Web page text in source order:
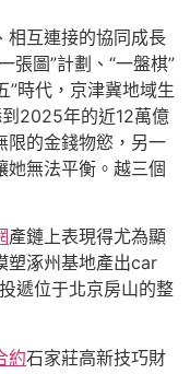
相互連接的協同成長
張圖”計劃、“一盤棋”
”時代，京津冀地域生
2025年的近12萬億
限的金錢物慾，另一
她無法平衡。越三個
產鏈上表現得尤為顯
塑涿州基地產出car
遞位于北京房山的整
約石家莊高新技巧財